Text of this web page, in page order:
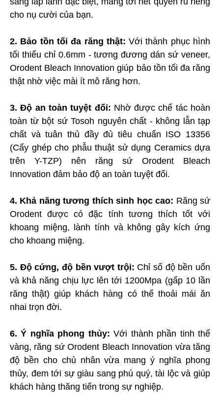
cho nụ cười của bạn.
2. Bảo tồn tối đa răng thật:Với thành phục hình
tối thiểu chỉ 0.6mm - tương đương dán sứ veneer,
Orodent Bleach Innovation giúp bảo tồn tối đa răng
thật nhờ việc mài ít mô răng hơn.
3. Độ an toàn tuyệt đối: Nhờ được chế tác hoàn
toàn từ bột sứ Tosoh nguyên chất - không lẫn tạp
chất và tuân thủ đầy đủ tiêu chuẩn ISO 13356
(Cấy ghép cho phẫu thuật sử dụng Ceramics dựa
trên Y-TZP) nên răng sứ Orodent Bleach
Innovation đảm bảo độ an toàn tuyệt đối.
4. Khả năng tương thích sinh học cao: Răng sứ
Orodent được có đặc tính tương thích tốt với
khoang miệng, lành tính và không gây kích ứng
cho khoang miệng.
5. Độ cứng, độ bền vượt trội: Chỉ số độ bền uốn
và khả năng chịu lực lên tới 1200Mpa (gấp 10 lần
răng thật) giúp khách hàng có thể thoải mái ăn
nhai trọn đời.
6. Ý nghĩa phong thủy: Với thành phần tinh thể
vàng, răng sứ Orodent Bleach Innovation vừa tăng
độ bền cho chủ nhân vừa mang ý nghĩa phong
thủy, đem tới sự giàu sang phú quý, tài lộc và giúp
khách hàng thăng tiến trong sự nghiệp.